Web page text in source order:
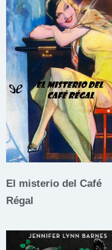
El misterio del Café
Régal